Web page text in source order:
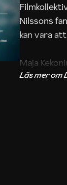
Nilssons
kan vara
Maja